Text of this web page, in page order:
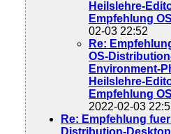
Heilslehre-
Empfehlung
02-03 22:52
Re:
OS-
Environment-
Heilslehre-
Empfehlung
2022-02-03
Re: Empfehlung
Distribution-